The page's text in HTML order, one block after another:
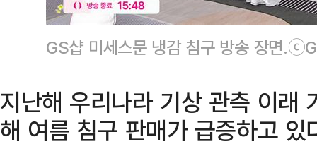
GS샵 미세스문 냉감 침구 방송 장면
지난해 우리나라 기상 관측 이래
해 여름 침구 판매가 급증하고 있